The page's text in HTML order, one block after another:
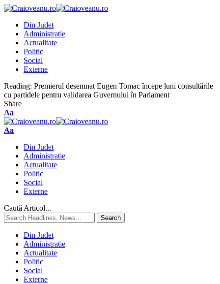
Din Judet
Administratie
Actualitate
Politic
Social
Externe
Reading: Premierul desemnat Eugen Tomac începe luni consultările
cu partidele pentru validarea Guvernului în Parlament
Share
Aa
Aa
Din Judet
Administratie
Actualitate
Politic
Social
Externe
Caută Articol...
Din Judet
Administratie
Actualitate
Politic
Social
Externe